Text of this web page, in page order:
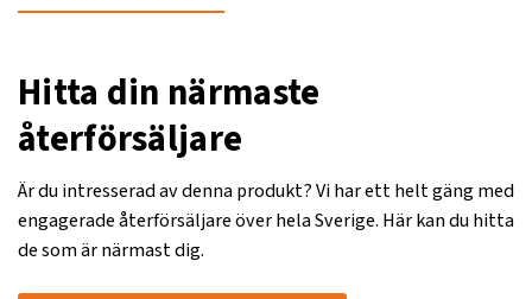
Hitta din närmaste
återförsäljare
Är du intresserad av denna produkt? Vi har ett helt gäng med
engagerade återförsäljare över hela Sverige. Här kan du hitta
de som är närmast dig.